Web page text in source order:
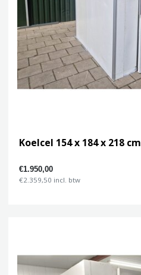
Koelcel 154 x 184 x 218 cm
€1.950,00
€2.359,50 incl. btw